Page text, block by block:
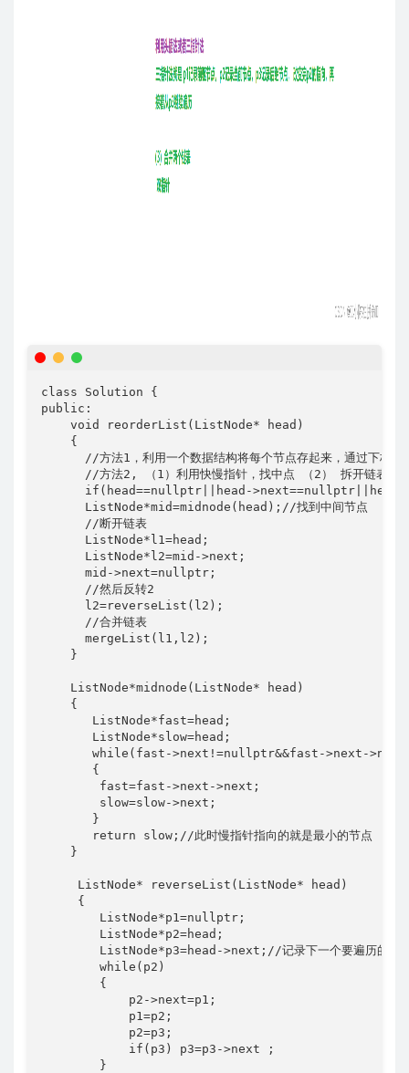
class Solution {
public:
    void reorderList(ListNode* head)
    {
//方法1，利用一个数据结构将每个节点存起来，通过下标去
//方法2, （1）利用快慢指针，找中点 （2） 拆开链表 从
if(head==nullptr||head-
      ListNode*mid=midnode(head);//找到中间节点
      //断开链表
      ListNode*l1=head;
      ListNode*l2=mid->next;
      mid->next=nullptr;
      //然后反转2
      l2=reverseList(l2);
      //合并链表
      mergeList(l1,l2);
    }
    ListNode*midnode(ListNode* head)
    {
       ListNode*fast=head;
       ListNode*slow=head;
while(fast->next!=nullptr&&fast->next-
       {
        fast=fast->next->next;
        slow=slow->next;
       }
       return slow;//此时慢指针指向的就是最小的节点
    }
     ListNode* reverseList(ListNode* head)
     {
        ListNode*p1=nullptr;
        ListNode*p2=head;
        ListNode*p3=head->next;//记录下一个要遍历的点
        while(p2)
        {
            p2->next=p1;
            p1=p2;
            p2=p3;
            if(p3) p3=p3->next ;
        }